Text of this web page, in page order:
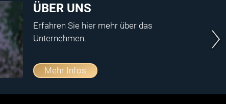
ÜBER UNS
Erfahren Sie hier mehr über das
Unternehmen.
Mehr Infos